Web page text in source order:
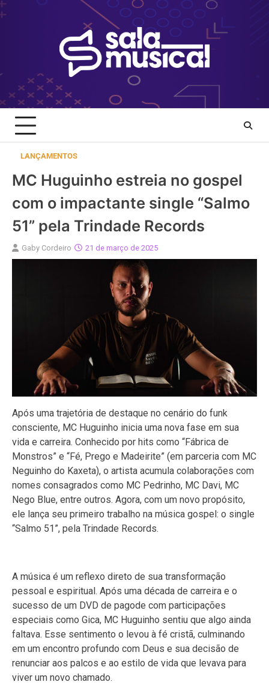
Skip
to
LANÇAMENTOS
MC Huguinho estreia no gospel
com o impactante single “Salmo
51” pela Trindade Records
Gaby Cordeiro 21 de março de 2025
Após uma trajetória de destaque no cenário do funk
consciente, MC Huguinho inicia uma nova fase em sua
vida e carreira. Conhecido por hits como “Fábrica de
Monstros” e “Fé, Prego e Madeirite” (em parceria com MC
Neguinho do Kaxeta), o artista acumula colaborações com
nomes consagrados como MC Pedrinho, MC Davi, MC
Nego Blue, entre outros. Agora, com um novo propósito,
ele lança seu primeiro trabalho na música gospel: o single
“Salmo 51”, pela Trindade Records.
A música é um reflexo direto de sua transformação
pessoal e espiritual. Após uma década de carreira e o
sucesso de um DVD de pagode com participações
especiais como Gica, MC Huguinho sentiu que algo ainda
faltava. Esse sentimento o levou à fé cristã, culminando
em um encontro profundo com Deus e sua decisão de
renunciar aos palcos e ao estilo de vida que levava para
viver um novo chamado.